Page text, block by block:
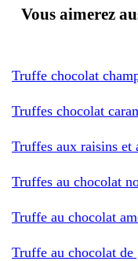
Vous aimerez
Truffe chocolat
Truffes chocolat
Truffes aux raisins et
Truffes au chocolat
Truffe au chocolat
Truffe au chocolat